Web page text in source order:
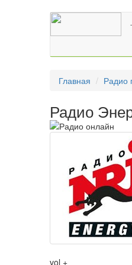
Главная Радио
Радио
vol +